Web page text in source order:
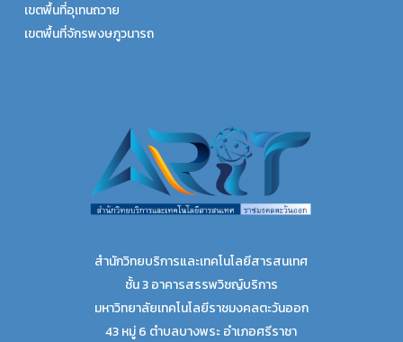
เขตพื้นที่อุเทนถวาย
เขตพื้นที่จักรพงษภูวนารถ
สำนักวิทยบริการและเทคโนโลยีสารสนเทศ
ชั้น 3 อาคารสรรพวิชญ์บริการ
มหาวิทยาลัยเทคโนโลยีราชมงคลตะวันออก
43 หมู่ 6 ตำบลบางพระ อำเภอศรีราชา